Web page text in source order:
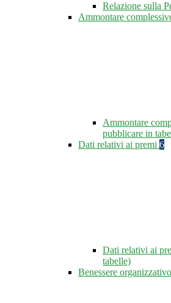
Relazione sulla
Ammontare
Ammontare
pubblicare in
Dati relativi ai premi 6
Dati relativi ai
tabelle)
Benessere organizzativo